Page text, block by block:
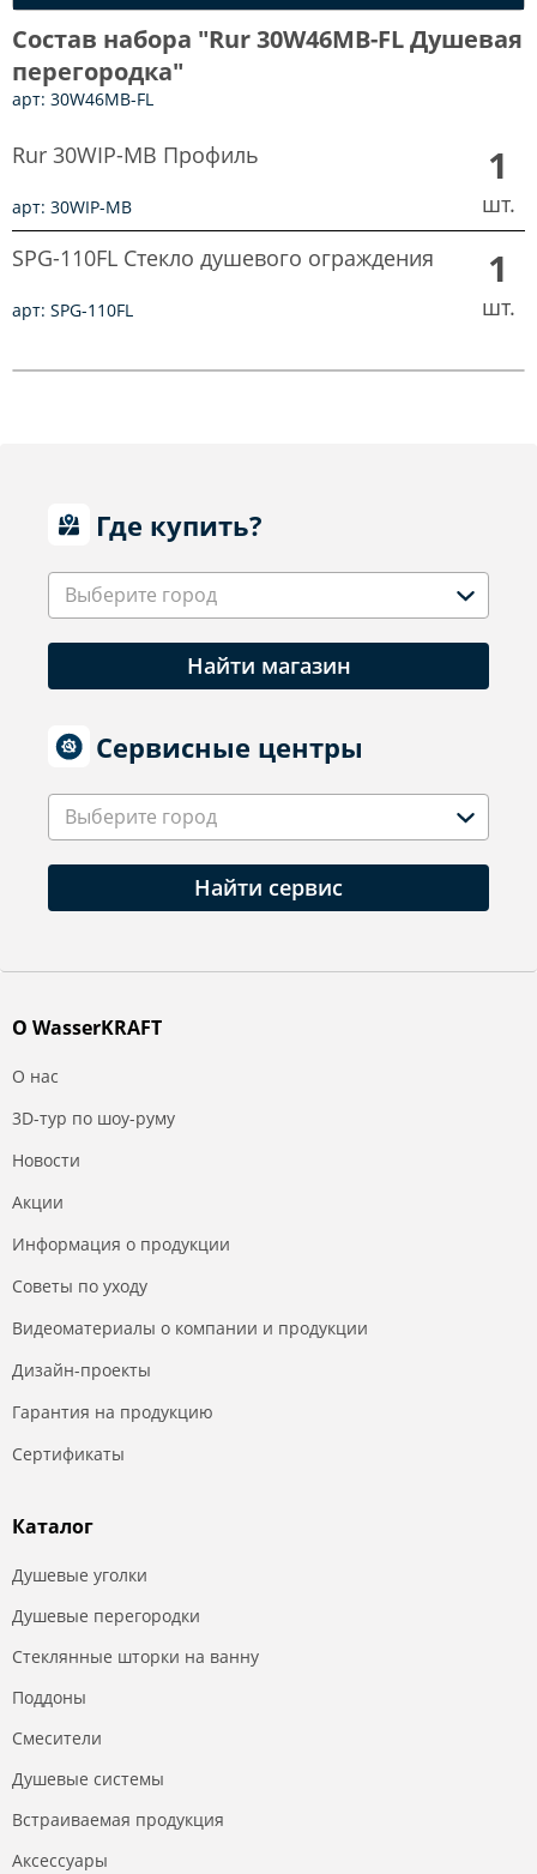
Состав набора "Rur 30W46MB-FL Душевая
перегородка"
арт: 30W46MB-FL
Rur 30WIP-MB Профиль
арт: 30WIP-MB
1
шт.
SPG-110FL Стекло душевого ограждения
арт: SPG-110FL
1
шт.
Где купить?
Выберите город
Найти магазин
Сервисные центры
Выберите город
Найти сервис
О WasserKRAFT
О нас
3D-тур по шоу-руму
Новости
Акции
Информация о продукции
Советы по уходу
Видеоматериалы о компании и продукции
Дизайн-проекты
Гарантия на продукцию
Сертификаты
Каталог
Душевые уголки
Душевые перегородки
Стеклянные шторки на ванну
Поддоны
Смесители
Душевые системы
Встраиваемая продукция
Аксессуары